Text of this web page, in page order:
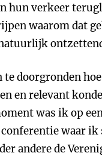
hun verkeer
waarom dat
te doorgronden
en relevant
was ik op
waar ik
andere de